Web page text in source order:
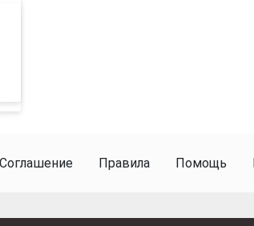
Соглашение Правила Помощь